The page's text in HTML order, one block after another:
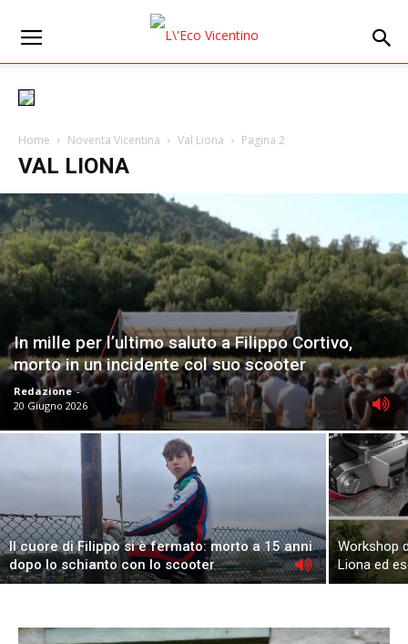
Home Noventa Vicentina Val Liona Pagina 2
VAL LIONA
In mille per l’ultimo saluto a Filippo Cortivo,
morto in un incidente col suo scooter
Redazione -
20 Giugno 2026
Il cuore di Filippo si è fermato: morto a 15 anni
dopo lo schianto con lo scooter
Workshop
Liona ed